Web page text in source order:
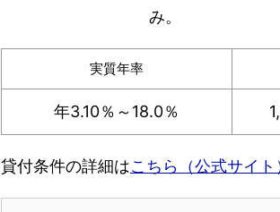
み。
実質年率
年3.10％～18.0％
貸付条件の詳細はこちら（公式サイト